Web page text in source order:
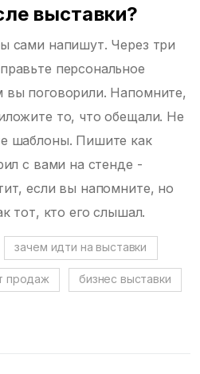
выставки?
сами напишут. Через три
персональное
поговорили. Напомните,
то, что обещали. Не
шаблоны. Пишите как
с вами на стенде -
если вы напомните, но
тот, кто его слышал.
зачем идти на выставки
продаж бизнес выставки